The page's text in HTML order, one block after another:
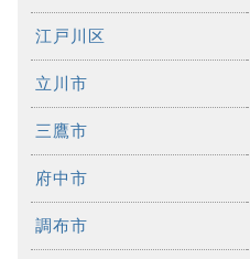
江戸川区
立川市
三鷹市
府中市
調布市